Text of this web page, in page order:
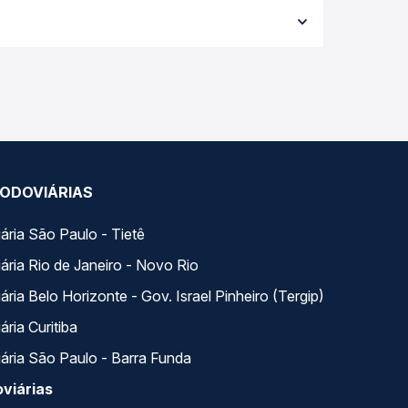
e garante a melhor oferta para o seu roteiro.
São Paulo - Tietê
Rio de Janeiro - Novo Rio
Belo Horizonte - Gov. Israel Pinheiro (Tergip)
Curitiba
São Paulo - Barra Funda